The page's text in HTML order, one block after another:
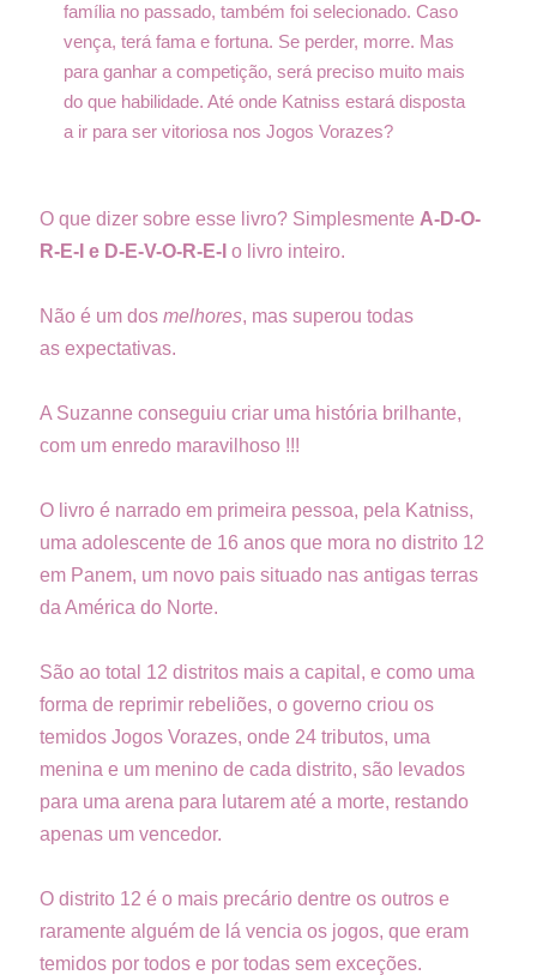
família no passado, também foi selecionado. Caso
vença, terá fama e fortuna. Se perder, morre. Mas
para ganhar a competição, será preciso muito mais
do que habilidade. Até onde Katniss estará disposta
a ir para ser vitoriosa nos Jogos Vorazes?
O que dizer sobre esse livro? Simplesmente A-D-O-
R-E-I e D-E-V-O-R-E-I o livro inteiro.
Não é um dos melhores, mas superou todas
as expectativas.
A Suzanne conseguiu criar uma história brilhante,
com um enredo maravilhoso !!!
O livro é narrado em primeira pessoa, pela Katniss,
uma adolescente de 16 anos que mora no distrito 12
em Panem, um novo pais situado nas antigas terras
da América do Norte.
São ao total 12 distritos mais a capital, e como uma
forma de reprimir rebeliões, o governo criou os
temidos Jogos Vorazes, onde 24 tributos, uma
menina e um menino de cada distrito, são levados
para uma arena para lutarem até a morte, restando
apenas um vencedor.
O distrito 12 é o mais precário dentre os outros e
raramente alguém de lá vencia os jogos, que eram
temidos por todos e por todas sem exceções.